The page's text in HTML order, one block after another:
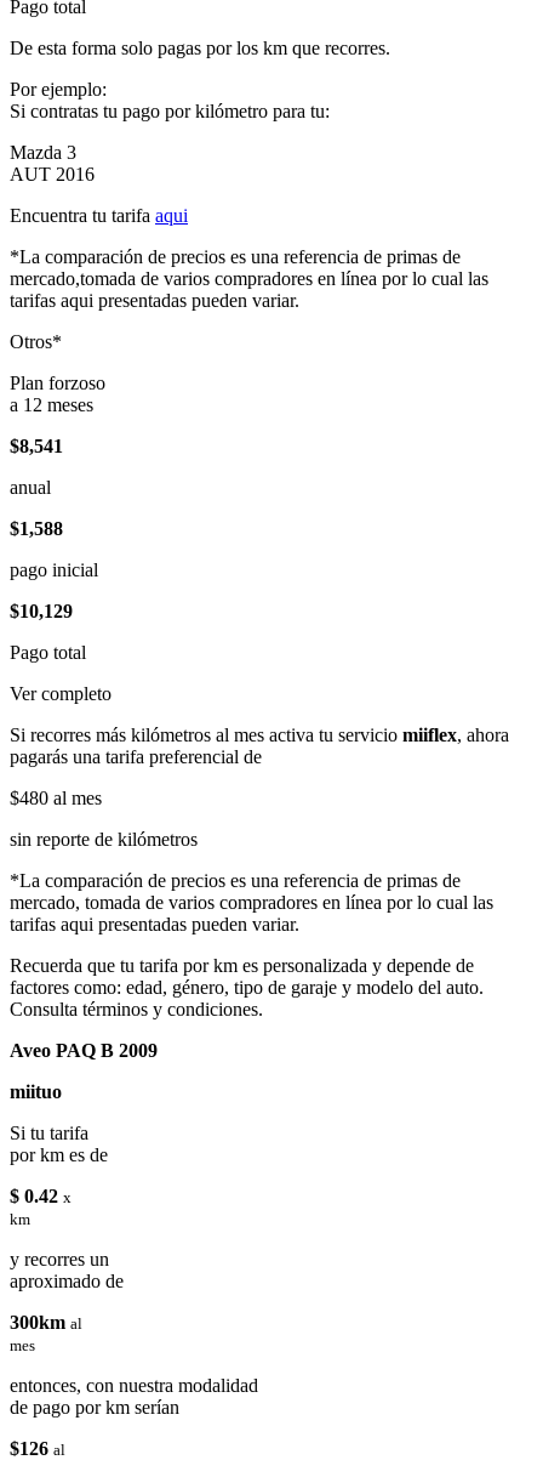
Pago total
De esta forma solo pagas por los km que recorres.
Por ejemplo:
Si contratas tu pago por kilómetro para tu:
Mazda 3
AUT 2016
Encuentra tu tarifa aqui
*La comparación de precios es una referencia de primas de
mercado,tomada de varios compradores en línea por lo cual las
tarifas aqui presentadas pueden variar.
Otros*
Plan forzoso
a 12 meses
$8,541
anual
$1,588
pago inicial
$10,129
Pago total
Ver completo
Si recorres más kilómetros al mes activa tu servicio miiflex, ahora
pagarás una tarifa preferencial de
$480 al mes
sin reporte de kilómetros
*La comparación de precios es una referencia de primas de
mercado, tomada de varios compradores en línea por lo cual las
tarifas aqui presentadas pueden variar.
Recuerda que tu tarifa por km es personalizada y depende de
factores como: edad, género, tipo de garaje y modelo del auto.
Consulta términos y condiciones.
Aveo PAQ B 2009
miituo
Si tu tarifa
por km es de
$ 0.42 x
km
y recorres un
aproximado de
300km al
mes
entonces, con nuestra modalidad
de pago por km serían
$126 al